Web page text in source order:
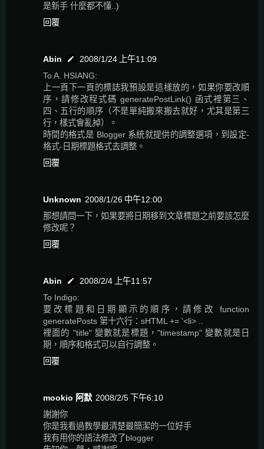
是新手 什麼都不懂..)
回覆
Abin
2008/1/24 上午11:09
To A. HSIANG:
上一頁下一頁的標誌我預設是這樣放的，如果你要改順
序，請修改程式碼 generatePostLink() 函式裡第三、
四、五行的順序（不是單純搬來搬去就好，尤其是第三
行，樣式會亂掉）。
時間的格式是 Blogger 系統就提供的調整選項，到設定-
格式-日期標題格式去調整。
回覆
Unknown 2008/1/26 中午12:00
那想請問一下，如果要將日期移到文章標題之前要該怎麼
修改呢？
回覆
Abin
2008/2/4 上午11:57
To Indigo:
要改標題和日期顯示的順序，請修改 function
generatePosts 第十六行：sHTML += '<li> ..
裡面的 "title" 變數就是標題，"timestamp" 變數就是日
期，順序和格式可以自行調整。
回覆
mookio 阿默 2008/2/5 下午6:10
謝謝你
你是我看過教學最清楚最簡潔的一位好手
我有用你的語法修改了blogger